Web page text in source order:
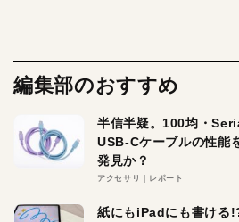
編集部のおすすめ
半信半疑。100均・
USB-Cケーブルの性能
発見か？
アクセサリ レポート
紙にもiPadにも書ける